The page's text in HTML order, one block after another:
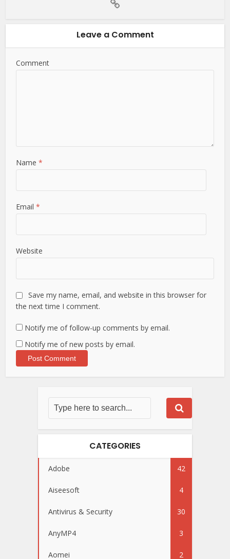
Leave a Comment
Comment
Name*
Email*
Website
Save my name, email, and website in this browser for
the next time I comment.
Notify me of follow-up comments by email.
Notify me of new posts by email.
CATEGORIES
Adobe 42
Aiseesoft 4
Antivirus & Security 30
AnyMP4 3
Aomei 2